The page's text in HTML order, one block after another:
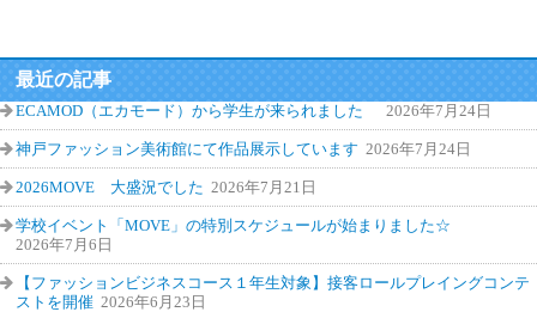
最近の記事
ECAMOD（エカモード）から学生が来られました 2026年7月24日
神戸ファッション美術館にて作品展示しています 2026年7月24日
2026MOVE 大盛況でした 2026年7月21日
学校イベント「MOVE」の特別スケジュールが始まりました☆
2026年7月6日
【ファッションビジネスコース１年生対象】接客ロールプレイングコンテ
ストを開催 2026年6月23日